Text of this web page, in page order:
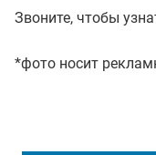
Звоните, чтобы
*фото носит